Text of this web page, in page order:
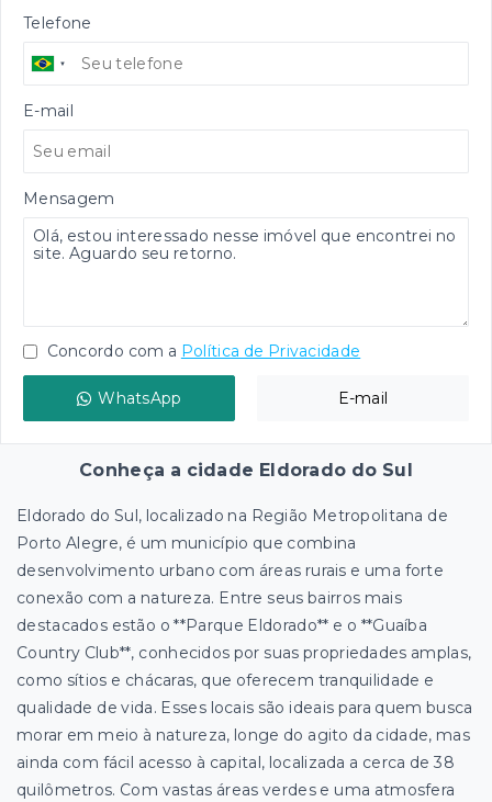
Telefone
E-mail
Mensagem
Concordo com a Política de Privacidade
WhatsApp E-mail
Conheça a cidade Eldorado do Sul
Eldorado do Sul, localizado na Região Metropolitana de
Porto Alegre, é um município que combina
desenvolvimento urbano com áreas rurais e uma forte
conexão com a natureza. Entre seus bairros mais
destacados estão o **Parque Eldorado** e o **Guaíba
Country Club**, conhecidos por suas propriedades amplas,
como sítios e chácaras, que oferecem tranquilidade e
qualidade de vida. Esses locais são ideais para quem busca
morar em meio à natureza, longe do agito da cidade, mas
ainda com fácil acesso à capital, localizada a cerca de 38
quilômetros. Com vastas áreas verdes e uma atmosfera